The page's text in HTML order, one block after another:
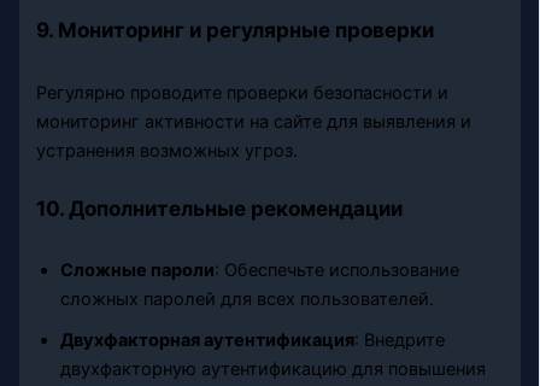
9. Мониторинг и регулярные проверки
Регулярно проводите проверки безопасности и
мониторинг активности на сайте для выявления и
устранения возможных угроз.
10. Дополнительные рекомендации
Сложные пароли: Обеспечьте использование
сложных паролей для всех пользователей.
Двухфакторная аутентификация: Внедрите
двухфакторную аутентификацию для повышения